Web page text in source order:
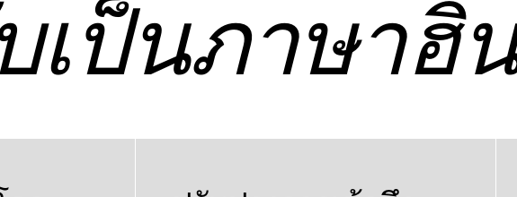
เป็นภาษาฮิ